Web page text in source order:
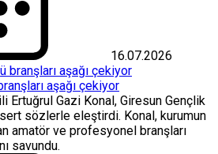
16.07.2026
aşağı çekiyor
Ertuğrul Gazi Konal, Giresun Gençlik
sözlerle eleştirdi. Konal, kurumun
amatör ve profesyonel branşları
savundu.